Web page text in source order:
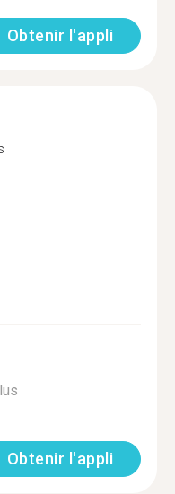
Obtenir l'appli
Obtenir l'appli